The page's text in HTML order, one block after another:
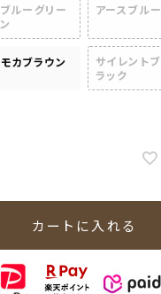
ブルーグリー
ン
アースブルー
モカブラウン
サイレントブ
ラック
カートに入れる